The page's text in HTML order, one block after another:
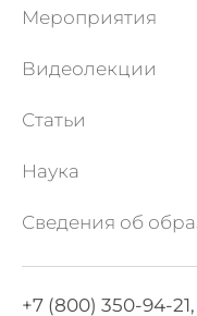
Мероприятия
Видеолекции
Статьи
Наука
Сведения об
+7 (800) 350-94-21,